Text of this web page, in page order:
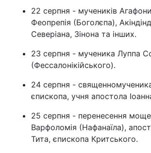
22 серпня - мучеників
Феопрепія (Боголєпа),
Северіана, Зінона та інших.
23 серпня - мученика Луппа
(Фессалонікійського).
24 серпня -
єпископа, учня апостола
25 серпня - перенесення
Варфоломія (Нафанаїла),
Тита, єпископа Критського.